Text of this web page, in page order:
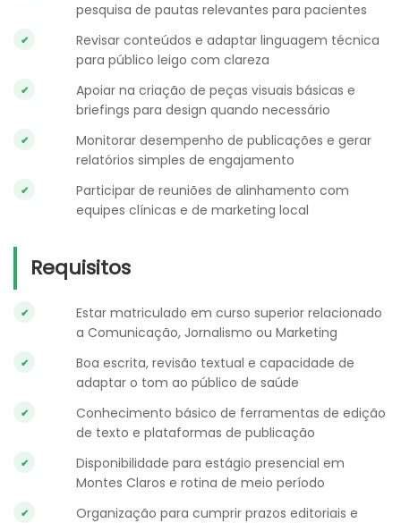
pesquisa de pautas relevantes para pacientes
Revisar conteúdos e adaptar linguagem técnica
para público leigo com clareza
Apoiar na criação de peças visuais básicas e
briefings para design quando necessário
Monitorar desempenho de publicações e gerar
relatórios simples de engajamento
Participar de reuniões de alinhamento com
equipes clínicas e de marketing local
Requisitos
Estar matriculado em curso superior relacionado
a Comunicação, Jornalismo ou Marketing
Boa escrita, revisão textual e capacidade de
adaptar o tom ao público de saúde
Conhecimento básico de ferramentas de edição
de texto e plataformas de publicação
Disponibilidade para estágio presencial em
Montes Claros e rotina de meio período
Organização para cumprir prazos editoriais e